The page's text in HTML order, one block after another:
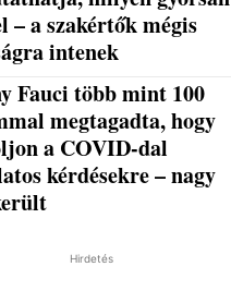
– a szakértők mégis
intenek
Fauci több mint 100
megtagadta, hogy
a COVID-dal
kérdésekre – nagy
Hirdetés